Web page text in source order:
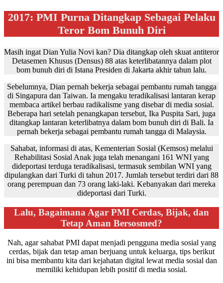
2017: PMI Purna Ditangkap Sebagai Pelaku
Teror Bom Bunuh Diri
Masih ingat Dian Yulia Novi kan? Dia ditangkap oleh skuat antiteror
Detasemen Khusus (Densus) 88 atas keterlibatannya dalam plot
bom bunuh diri di Istana Presiden di Jakarta akhir tahun lalu.
Sebelumnya, Dian pernah bekerja sebagai pembantu rumah tangga
di Singapura dan Taiwan. Ia mengaku teradikalisasi lantaran kerap
membaca artikel berbau radikalisme yang disebar di media sosial.
Beberapa hari setelah penangkapan tersebut, Ika Puspita Sari, juga
ditangkap lantaran keterlibatnya dalam bom bunuh diri di Bali. Ia
pernah bekerja sebagai pembantu rumah tangga di Malaysia.
Sahabat, informasi di atas, Kementerian Sosial (Kemsos) melalui
Rehabilitasi Sosial Anak juga telah menangani 161 WNI yang
dideportasi terduga teradikalisasi, termasuk sembilan WNI yang
dipulangkan dari Turki di tahun 2017. Jumlah tersebut terdiri dari 88
orang perempuan dan 73 orang laki-laki. Kebanyakan dari mereka
dideportasi dari Turki.
Lalu, Bagaimana Agar PMI Cerdas, Bijak, dan
Tetap Aman Bersosmed?
Nah, agar sahabat PMI dapat menjadi pengguna media sosial yang
cerdas, bijak dan tetap aman berjuang untuk keluarga, tips berikut
ini bisa membantu kita dari kejahatan digital lewat media sosial dan
memiliki kehidupan lebih positif di media sosial.